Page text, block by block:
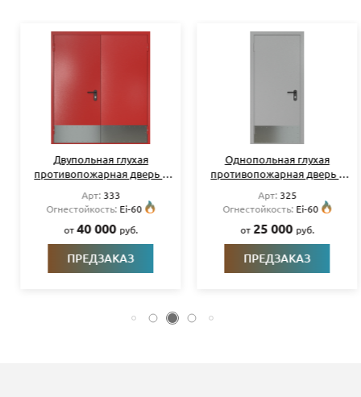
Двупольная глухая
противопожарная дверь с
Арт:333
Огнестойкость:Ei-60
от40 000руб.
ПРЕДЗАКАЗ
Однопольная глухая
противопожарная дверь с
Арт:325
Огнестойкость:Ei-60
от25 000руб.
ПРЕДЗАКАЗ